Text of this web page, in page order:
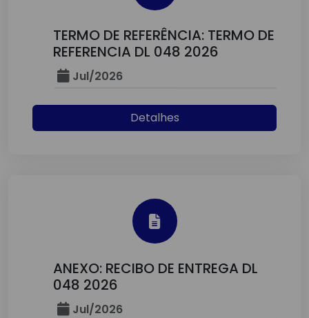
TERMO DE REFERÊNCIA: TERMO DE
REFERENCIA DL 048 2026
Jul/2026
Detalhes
ANEXO: RECIBO DE ENTREGA DL
048 2026
Jul/2026